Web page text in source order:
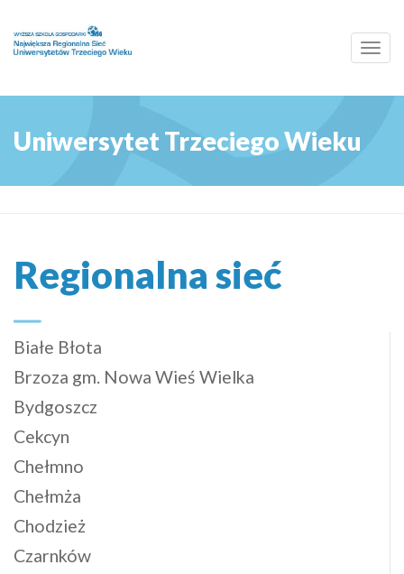
Uniwersytet Trzeciego Wieku
Regionalna sieć
Białe Błota
Brzoza gm. Nowa Wieś Wielka
Bydgoszcz
Cekcyn
Chełmno
Chełmża
Chodzież
Czarnków